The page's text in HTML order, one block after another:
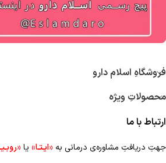
فروشگاهِ اسلام دارو
محصولاتِ ویژه
ارتباط با ما
جهتِ دریافتِ مشاوره‌ی درمانی به «ایـتـا» یا